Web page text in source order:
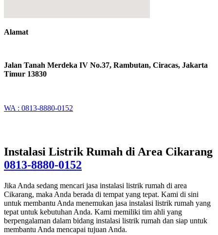
Alamat
Jalan Tanah Merdeka IV No.37, Rambutan, Ciracas, Jakarta
Timur 13830
WA : 0813-8880-0152
Instalasi Listrik Rumah di Area Cikarang
0813-8880-0152
Jika Anda sedang mencari jasa instalasi listrik rumah di area
Cikarang, maka Anda berada di tempat yang tepat. Kami di sini
untuk membantu Anda menemukan jasa instalasi listrik rumah yang
tepat untuk kebutuhan Anda. Kami memiliki tim ahli yang
berpengalaman dalam bidang instalasi listrik rumah dan siap untuk
membantu Anda mencapai tujuan Anda.